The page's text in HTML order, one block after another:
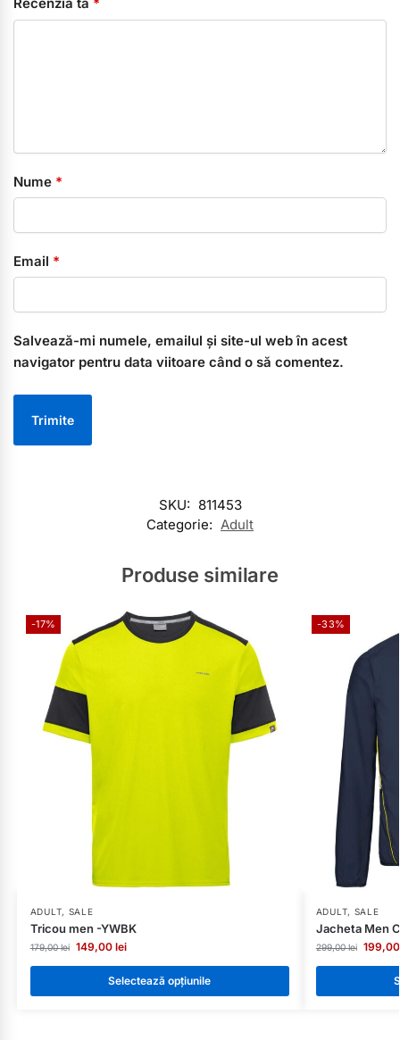
Recenzia ta *
Nume *
Email *
Salvează-mi numele, emailul și site-ul web în acest
navigator pentru data viitoare când o să comentez.
SKU: 811453
Categorie: Adult
Produse similare
-17%
ADULT, SALE
Tricou men -YWBK
179,00lei 149,00 lei
Selectează opțiunile
-33%
ADULT, SALE
Jacheta Men
299,00lei